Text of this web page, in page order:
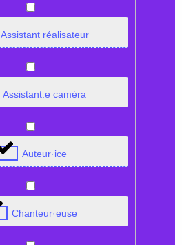
Assistant réalisateur
Assistant.e caméra
Auteur·ice
Chanteur·euse